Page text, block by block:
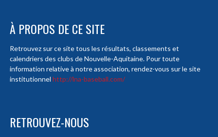
À PROPOS DE CE SITE
Retrouvez sur ce site tous les résultats, classements et
calendriers des clubs de Nouvelle-Aquitaine. Pour toute
information relative à notre association, rendez-vous sur le site
institutionnel http://lna-baseball.com/
RETROUVEZ-NOUS